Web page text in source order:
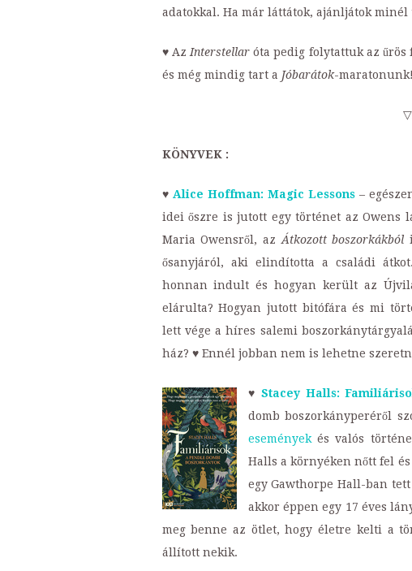
adatokkal. Ha már láttátok, ajánljátok minél
♥ Az Interstellar óta pedig folytattuk az űrös
és még mindig tart a Jóbarátok-
KÖNYVEK :
♥ Alice Hoffman: Magic Lessons–
idei őszre is jutott egy történet az Owens
Maria Owensről, az Átkozott boszorkákból
ősanyjáról, aki elindította a családi
honnan indult és hogyan került az
elárulta? Hogyan jutott bitófára és mi
lett vége a híres salemi
ház? ♥ Ennél jobban nem is lehetne
♥Stacey Halls:
domb boszorkányperéről
eseményekés valós
Halls a környéken nőtt fel
egy Gawthorpe Hall-ban
akkor éppen egy 17 éves
meg benne az ötlet, hogy életre kelti a
állított nekik.